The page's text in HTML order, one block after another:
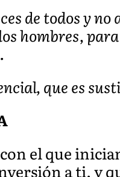
de todos y
hombres,
que es
el que
a ti, y